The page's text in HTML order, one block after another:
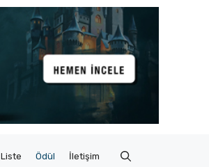
Liste Ödül İletişim